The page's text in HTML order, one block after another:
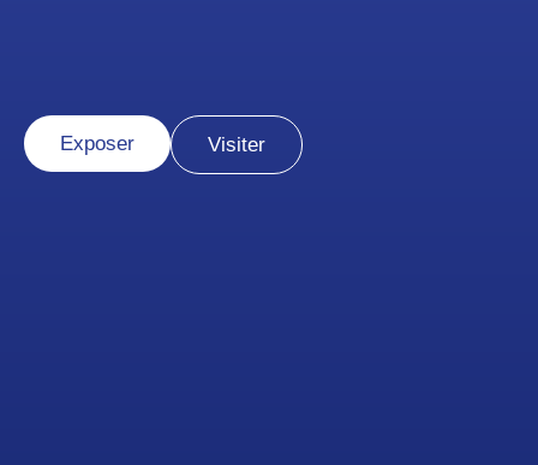
Exposer Visiter